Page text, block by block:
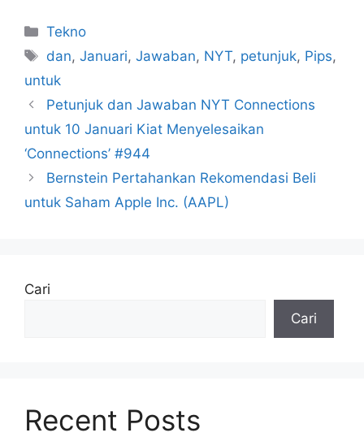
Kategori
Tekno
Tag
dan,Januari,Jawaban, NYT, petunjuk, Pips,
untuk
Petunjuk dan Jawaban NYT Connections
untuk 10 Januari Kiat Menyelesaikan
‘Connections’ #944
Bernstein Pertahankan Rekomendasi Beli
untuk Saham Apple Inc. (AAPL)
Cari
Cari
Recent Posts